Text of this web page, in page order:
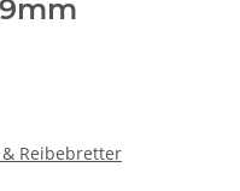
Reibebretter